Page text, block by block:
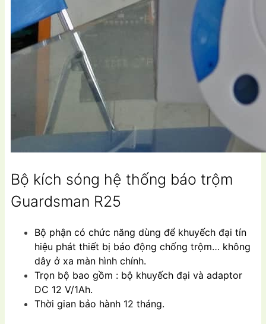
Bộ kích sóng hệ thống báo trộm
Guardsman R25
Bộ phận có chức năng dùng để khuyếch đại tín
hiệu phát thiết bị báo động chống trộm… không
dây ở xa màn hình chính.
Trọn bộ bao gồm : bộ khuyếch đại và adaptor
DC 12 V/1Ah.
Thời gian bảo hành 12 tháng.